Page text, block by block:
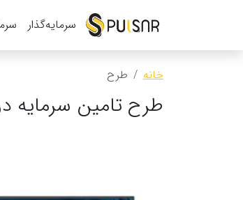
سرمایه‌گذار
خانه طرح
طرح تامین سرمایه در